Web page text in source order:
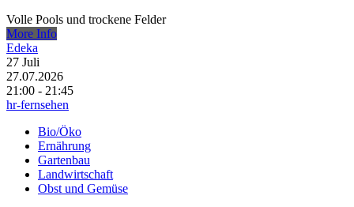
Volle Pools und trockene Felder
More Info
Edeka
27 Juli
27.07.2026
21:00 - 21:45
hr-fernsehen
Bio/Öko
Ernährung
Gartenbau
Landwirtschaft
Obst und Gemüse